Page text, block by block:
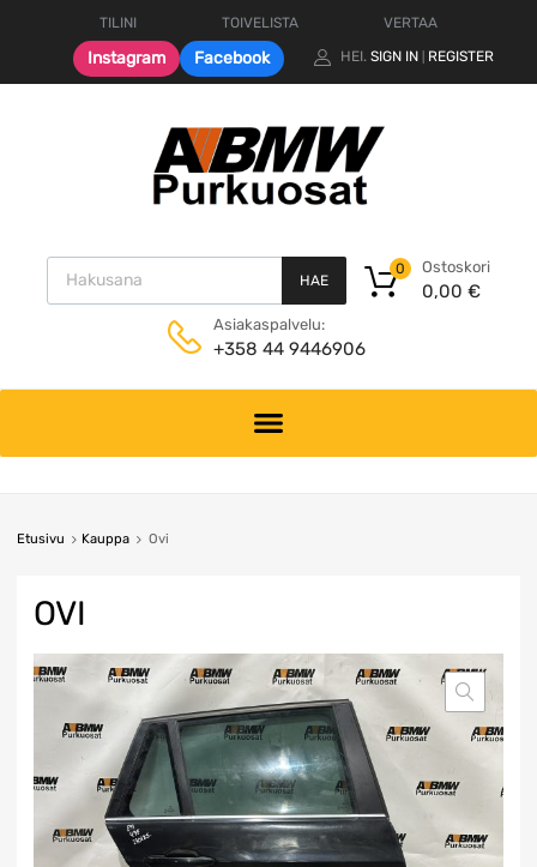
TILINI TOIVELISTA VERTAA
Instagram Facebook HEI. SIGN IN REGISTER
Products search
HAE
Ostoskori
0,00 €
0
Asiakaspalvelu:
+358 44 9446906
content
Etusivu Kauppa Ovi
OVI